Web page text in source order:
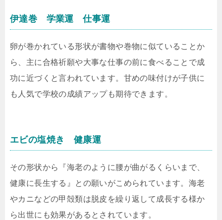
伊達巻 学業運 仕事運
卵が巻かれている形状が書物や巻物に似ていることか
ら、主に合格祈願や大事な仕事の前に食べることで成
功に近づくと言われています。甘めの味付けが子供に
も人気で学校の成績アップも期待できます。
エビの塩焼き 健康運
その形状から『海老のように腰が曲がるくらいまで、
健康に長生する』との願いがこめられています。海老
やカニなどの甲殻類は脱皮を繰り返して成長する様か
ら出世にも効果があるとされています。